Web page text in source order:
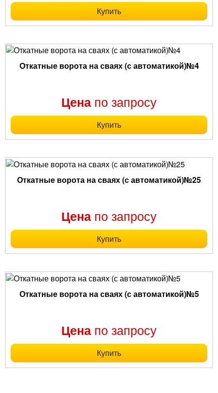
Купить
Откатные ворота на сваях (с автоматикой)№4
Цена по запросу
Купить
Откатные ворота на сваях (с автоматикой)№25
Цена по запросу
Купить
Откатные ворота на сваях (с автоматикой)№5
Цена по запросу
Купить